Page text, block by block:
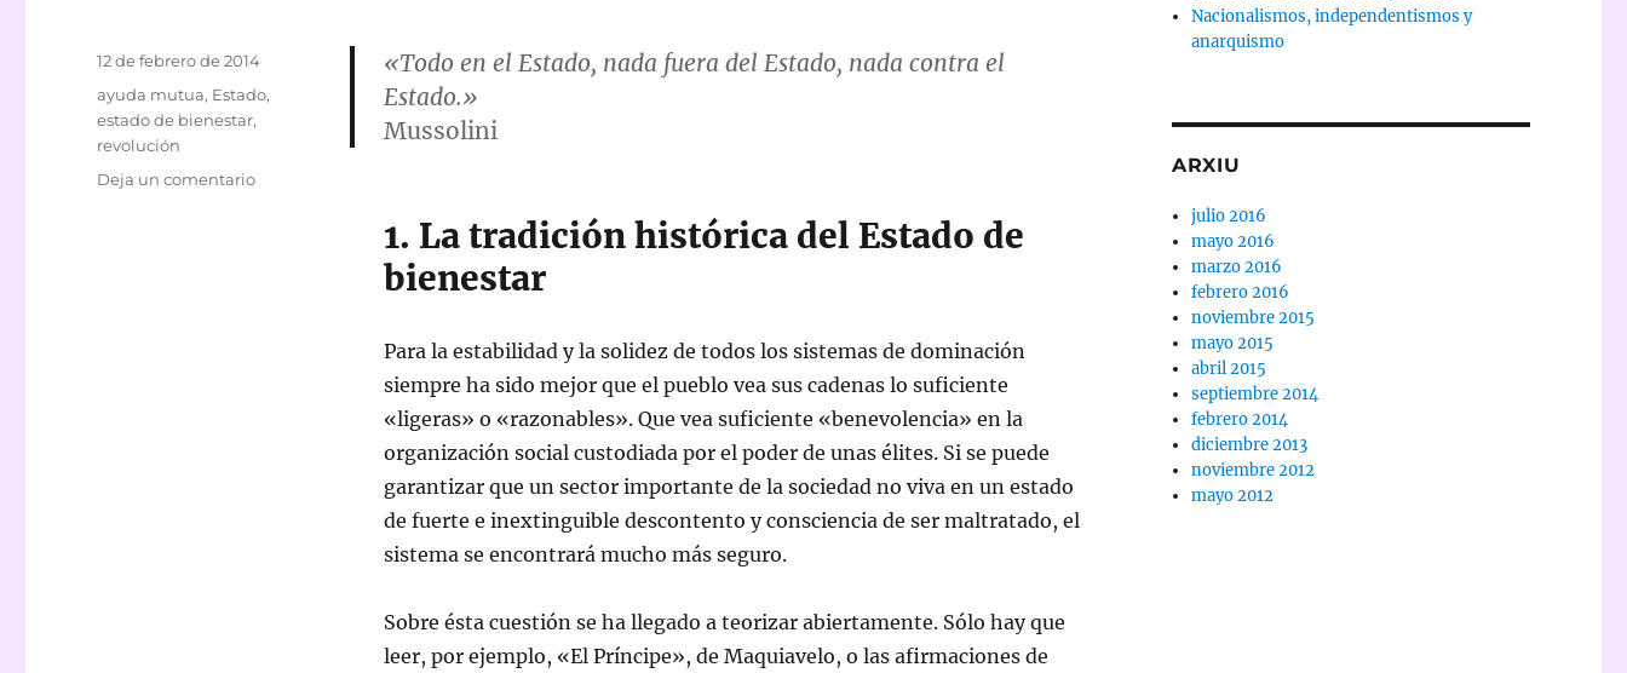
«Todo en el Estado, nada fuera del Estado, nada contra el
Estado.»
Mussolini
1. La tradición histórica del Estado de
bienestar
Para la estabilidad y la solidez de todos los sistemas de dominación
siempre ha sido mejor que el pueblo vea sus cadenas lo suficiente
«ligeras» o «razonables». Que vea suficiente «benevolencia» en la
organización social custodiada por el poder de unas élites. Si se puede
garantizar que un sector importante de la sociedad no viva en un estado
de fuerte e inextinguible descontento y consciencia de ser maltratado, el
sistema se encontrará mucho más seguro.
Sobre ésta cuestión se ha llegado a teorizar abiertamente. Sólo hay que
leer, por ejemplo, «El Príncipe», de Maquiavelo, o las afirmaciones de
Publicado
12 de febrero de 2014
Etiquetas
ayuda mutua, Estado,
estado de bienestar,
revolución
Deja un comentarioen
Nacionalismos, independentismos y
anarquismo
ARXIU
julio 2016
mayo 2016
marzo 2016
febrero 2016
noviembre 2015
mayo 2015
abril 2015
septiembre 2014
febrero 2014
diciembre 2013
noviembre 2012
mayo 2012